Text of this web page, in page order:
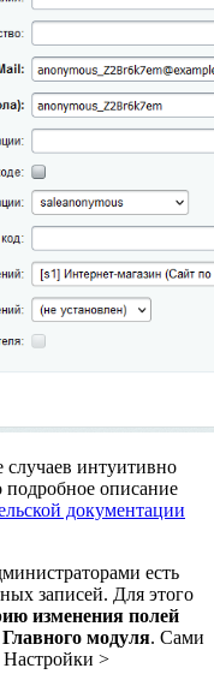
интуитивно
описание
документации
есть
записей. Для этого
изменения полей
Главного модуля. Сами
Настройки >